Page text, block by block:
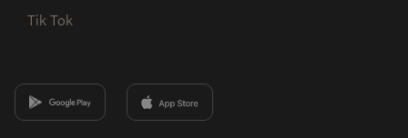
Tik Tok